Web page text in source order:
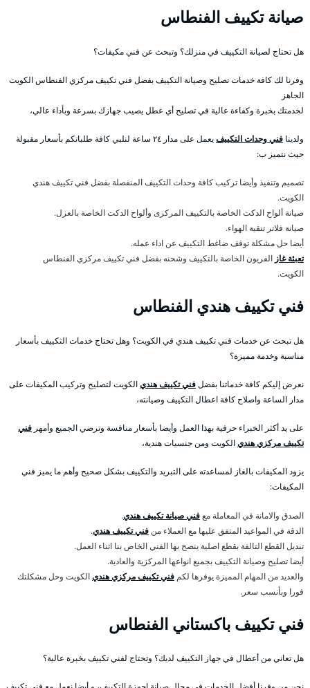
صيانة تكييف الفنطاس
هل تحتاج لصيانة التكييف في منزلك؟ وتبحث عن فني مكيفات؟
وفرنا لك كافة خدمات تصليح وصيانة التكييف بفضل فني تكييف مركزي الفنطاس الكويت
الجاهز
لخدمتك بخبرة وكفاءة عالية في تصليح أي عطل يصيب جهازك بسرعة وبأداء عالي،
ولدينا فني وحدات التكييف
يعمل على مدار ٢٤ ساعة لنلبي كافة طلباتكم بأسعار مقبولة
حيث نتميز ب:
تصميم وتنفيذ وأيضا تركيب كافة وحدات التكييف المنفصلة بفضل فني تكييف هندي
الكويت.
صيانة ألواح الدكت الخاصة بالتكييف المركزى وألواح الدكت الخاصة بالعزل.
صيانة فلاتر تنقية الهواء.
أيضا حل مشكلة توقف ضاغط التكييف عن اداء عمله.
تعبئة غاز الفريون الخاصة بالتكييف وشحنه بفضل فني تكييف مركزي الفنطاس
الكويت.
فني تكييف هندي الفنطاس
هل تبحث عن خدمات فني تكييف هندي في الكويت؟ وهل تحتاج خدمات التكييف بأسعار
مناسبة وخدمة مميزة؟
نعرض إليكم كافة خدماتنا بفضلفني تكييف هنديالكويت لتصليح وتركيب المكيفات على
مدار الساعة واصلاح كافة اعطال التكييف وصيانته،
على يد أكثر الخبراء حرفية بهذا العمل وأيضا بأسعار منافسة وترضي الجميع وأمهر فني
تكييف مركزي هنديالكويت ومن جنسيات هندية،
يزود المكيفات بالغاز لمساعدته على التبريد والتكييف بشكل صحيح وأهم ما يميز فني
المكيفات:
الصدق والامانة في المعاملة معفني صيانة تكييف هندي.
الدقة في المواعيد المتفق عليها مع العملاء من فني تكييف هندي.
تبديل القطع التالفة بقطع اصلية ينصح بها الفني الخاص بنا اثناء العمل.
أيضا تصليح وصيانة التكييف بجميع انواعها المركزية والعادية.
والعديد من المهام المميزة يوفرها لكم فني تكييف مركزي هنديالكويت وحل مشكلتك
فورا وبأنسب سعر.
فني تكييف باكستاني الفنطاس
هل تعاني من أعطال في جهاز التكييف لديك؟ وتحتاج لفني تكييف بخبرة عالية؟